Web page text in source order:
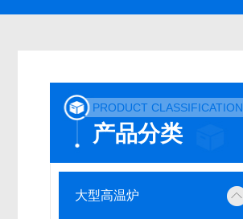
PRODUCT CLASSIFICATION
产品分类
大型高温炉